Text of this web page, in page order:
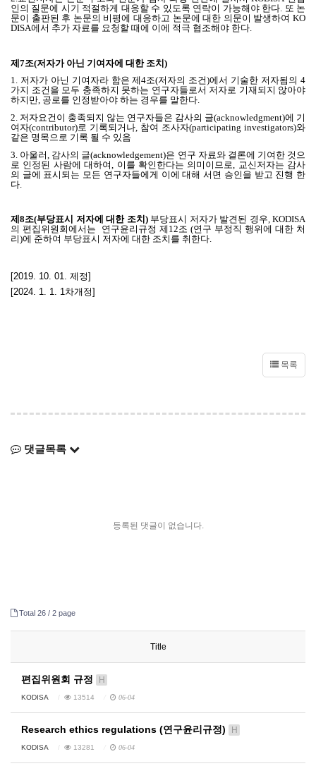
인의 질문에 시기 적절하게 대응할 수 있도록 연락이 가능해야 한다. 또 논
문이 출판된 후 논문의 비평에 대응하고 논문에 대한 의문이 발생하여 KO
DISA에서 추가 자료를 요청할 때에 이에 적극 협조해야 한다.
제7조(저자가 아닌 기여자에 대한 조치)
1. 저자가 아닌 기여자라 함은 제4조(저자의 조건)에서 기술한 저자됨의 4
가지 조건을 모두 충족하지 못하는 연구자들로서 저자로 기재되지 않아야
하지만, 공로를 인정받아야 하는 경우를 말한다.
2. 저자요건이 충족되지 않는 연구자들은 감사의 글(acknowledgment)에 기
여자(contributor)로 기록되거나 참여 조사자(participating investigators)와
같은 명목으로 기록 될 수 있음
3. 아울러 감사의 글(acknowledgement)은 연구 자료와 결론에 기여한 것으
로 인정된 사람에 대하여
이를 확인한다는 의미이므로
교신저자는 감사
의 글에 표시되는 모든 연구자들에게 이에 대해 서면 승인을 받고 진행 한
다
제 8조(부당표시 저자에 대한 조치 ) 부당표시 저자가 발견된 경우 KODISA
의 편집위원회에서는 연구윤리규정 제 12조 (연구 부정직 행위에 대한 처
리)에 준하여 부당표시 저자에 대한 조치를 취한다
[2019. 10. 01. 제정]
[2024. 1. 1. 1차개정]
목록
댓글목록
등록된 댓글이 없습니다.
Total 26 / 2 page
Title
편집위원회 규정 H
KODISA 13514 06-04
Research ethics regulations (연구윤리규정) H
KODISA 13281 06-04